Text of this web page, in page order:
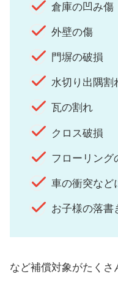
倉庫の凹み傷
外壁の傷
門塀の破損
水切り出隅割
瓦の割れ
クロス破損
フローリング
車の衝突など
お子様の落書
など補償対象がたくさ